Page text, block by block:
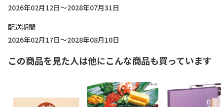
2026年02月12日～2028年07月31日
配送期間
2026年02月17日～2028年08月10日
この商品を見た人は他にこんな商品も買っています